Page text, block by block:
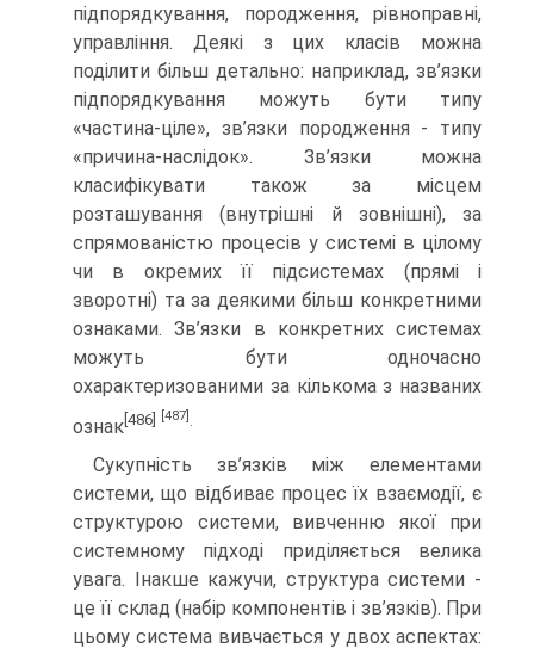
підпорядкування, породження, рівноправні,
управління. Деякі з цих класів можна
поділити більш детально: наприклад, зв’язки
підпорядкування можуть бути типу
«частина-ціле», зв’язки породження - типу
«причина-наслідок». Зв’язки можна
класифікувати також за місцем
розташування (внутрішні й зовнішні), за
спрямованістю процесів у системі в цілому
чи в окремих її підсистемах (прямі і
зворотні) та за деякими більш конкретними
ознаками. Зв’язки в конкретних системах
можуть бути одночасно
охарактеризованими за кількома з названих
ознак [486] [487]
Сукупність зв’язків між елементами
системи, що відбиває процес їх взаємодії, є
структурою системи, вивченню якої при
системному підході приділяється велика
увага. Інакше кажучи, структура системи -
це її склад (набір компонентів і зв’язків). При
цьому система вивчається у двох аспектах: